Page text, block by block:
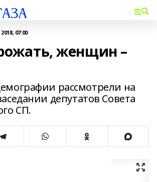
07:00
женщин –
рассмотрели на
депутатов Совета
СП.